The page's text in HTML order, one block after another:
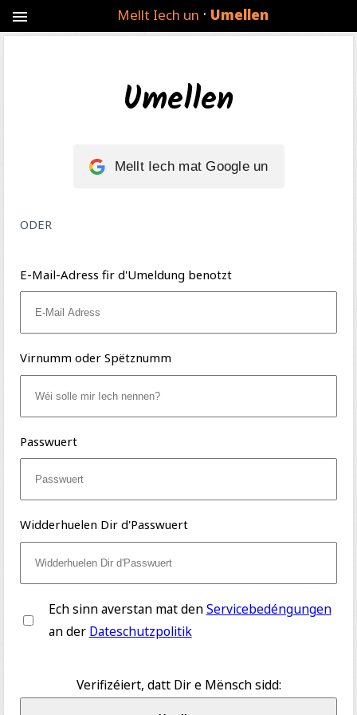
menu Mellt Iech un · Umellen
Umellen
Mellt Iech mat Google un
ODER
E-Mail-Adress fir d'Umeldung benotzt
Virnumm oder Spëtznumm
Passwuert
Widderhuelen Dir d'Passwuert
Ech sinn averstan mat denServicebedéngungen
an der Dateschutzpolitik
Verifizéiert, datt Dir e Mënsch sidd: